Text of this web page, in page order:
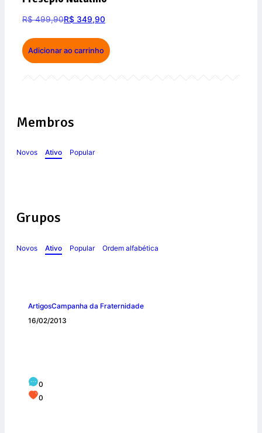
R$499,90R$ 349,90
Adicionar ao carrinho
Membros
Novos Ativo Popular
Grupos
Novos Ativo Popular Ordem alfabética
ArtigosCampanha da Fraternidade
16/02/2013
0
0